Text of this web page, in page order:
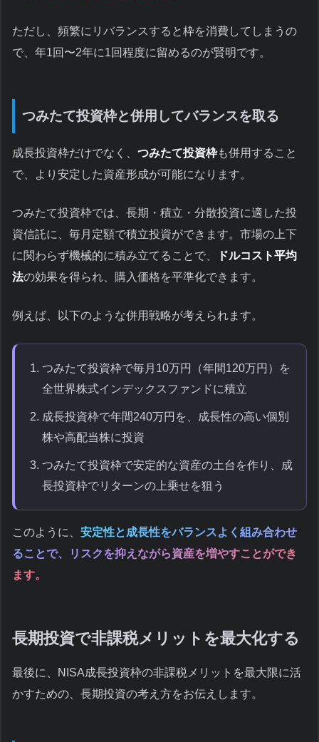
ただし、頻繁にリバランスすると枠を消費してしまうの
で、年1回〜2年に1回程度に留めるのが賢明です。
つみたて投資枠と併用してバランスを取る
成長投資枠だけでなく、 つみたて投資枠も併用すること
で、より安定した資産形成が可能になります。
つみたて投資枠では、長期・積立・分散投資に適した投
資信託に、毎月定額で積立投資ができます。市場の上下
に関わらず機械的に積み立てることで、
ドルコスト平均
法の効果を得られ、購入価格を平準化できます。
例えば、以下のような併用戦略が考えられます。
つみたて投資枠で毎月10万円（年間120万円）を
全世界株式インデックスファンドに積立
成長投資枠で年間240万円を、成長性の高い個別
株や高配当株に投資
つみたて投資枠で安定的な資産の土台を作り、成
長投資枠でリターンの上乗せを狙う
このように、 安定性と成長性をバランスよく組み合わせ
ることで、リスクを抑えながら資産を増やすことができ
ます。
長期投資で非課税メリットを最大化する
最後に、NISA成長投資枠の非課税メリットを最大限に活
かすための、長期投資の考え方をお伝えします。